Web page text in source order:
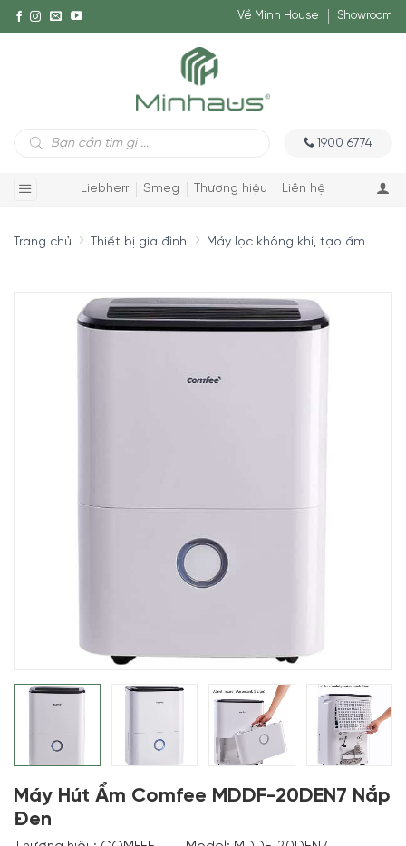
Về Minh House Showroom
Tìm
kiếm
1900 6774
Liebherr Smeg Thương hiệu Liên hệ
Trang chủ Thiết bị gia đình Máy lọc không khí, tạo ẩm
Máy Hút Ẩm Comfee MDDF-20DEN7 Nắp
Đen